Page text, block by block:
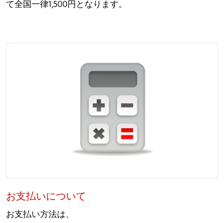
て全国一律1,500円となります。
お支払いについて
お支払い方法は、